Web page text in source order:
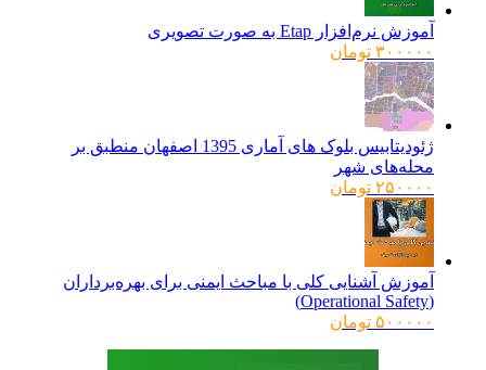
آموزش نرم‌افزار Etap به صورت تصویری
۳۰۰۰۰۰ تومان
ژئودیتابیس بلوک های آماری 1395 اصفهان منطبق بر
محله‌های شهر
۲۵۰۰۰۰ تومان
آموزش آشنایی کلی با مباحث ایمنی برای بهره‌برداران
۵۰۰۰۰۰ تومان